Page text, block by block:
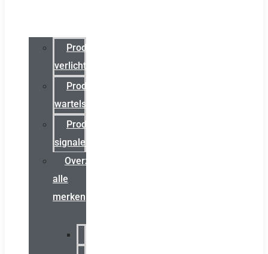
Productcatalogus
verlichting
Productcatalogus
wartels
Productcatalogus
signalering
Overzicht
alle
merken